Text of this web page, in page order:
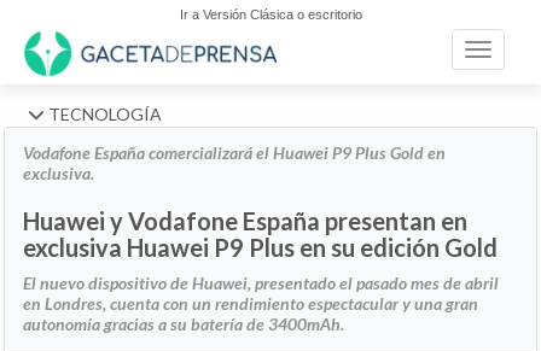
Ir a Versión Clásica o escritorio
Toggle
TECNOLOGÍA
Vodafone España comercializará el Huawei P9 Plus Gold en
exclusiva.
Huawei y Vodafone España presentan en
exclusiva Huawei P9 Plus en su edición Gold
El nuevo dispositivo de Huawei, presentado el pasado mes de abril
en Londres, cuenta con un rendimiento espectacular y una gran
autonomía gracias a su batería de 3400mAh.